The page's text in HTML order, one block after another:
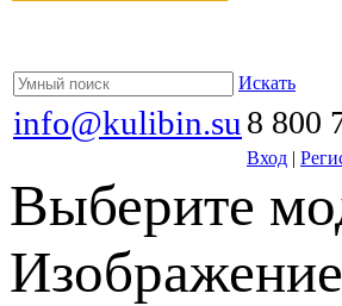
Искать
info@kulibin.su 8 800
Вход |
Выберите
Изображение